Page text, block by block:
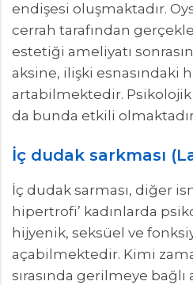
endişesi oluşmaktadır.
cerrah tarafından
estetiği ameliyatı
aksine, ilişki esnasındaki
artabilmektedir. Psikolojik
da bunda etkili
İç dudak sarkması
İç dudak sarması, diğer
hipertrofi’ kadınlarda
hijyenik, seksüel ve
açabilmektedir. Kimi
sırasında gerilmeye bağlı